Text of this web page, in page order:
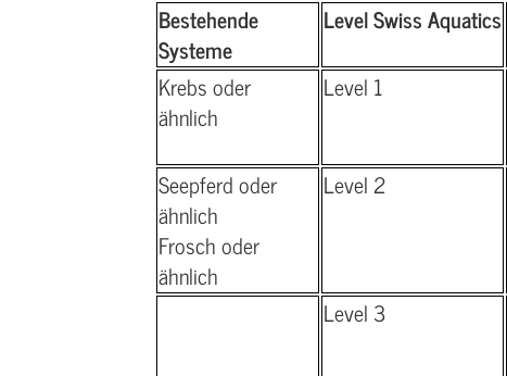
Bestehende
Systeme
LevelSwiss Aquatics
Krebs oder
ähnlich
Level 1
Seepferd oder
ähnlich
Frosch oder
ähnlich
Level 2
Level 3